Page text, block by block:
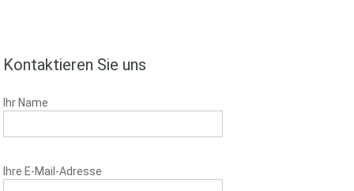
Kontaktieren Sie uns
Ihr Name
Ihre E-Mail-Adresse